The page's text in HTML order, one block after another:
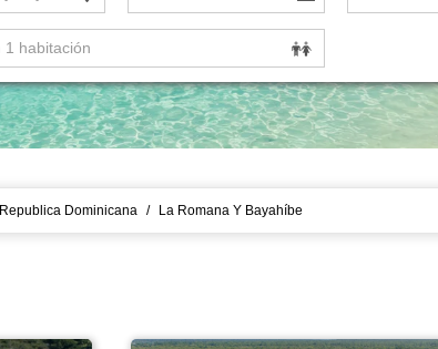
Republica Dominicana / La Romana Y Bayahíbe